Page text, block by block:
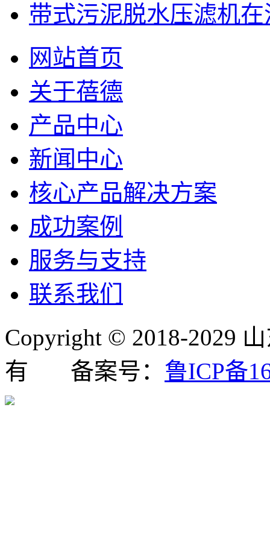
带式污泥脱水压滤机
网站首页
关于蓓德
产品中心
新闻中心
核心产品解决方案
成功案例
服务与支持
联系我们
Copyright © 2018-2029
有 备案号： 鲁ICP备